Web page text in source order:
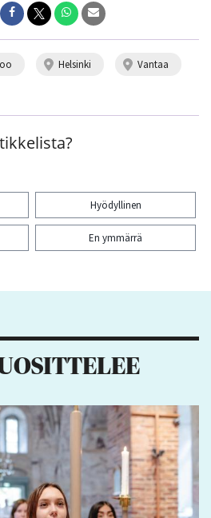
helsinki
vantaa
Hyödyllinen
En ymmärrä